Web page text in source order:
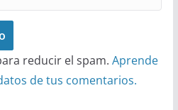
reducir el spam. Aprende
de tus comentarios.